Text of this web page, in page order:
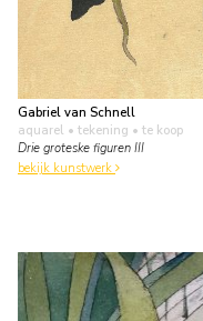
Gabriel van Schnell
aquarel • tekening • te koop
Drie groteske figuren III
bekijk kunstwerk